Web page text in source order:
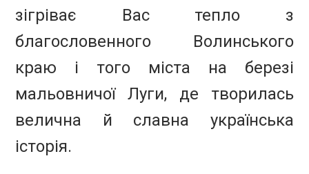
зігріває Вас тепло з
благословенного Волинського
краю і того міста на березі
мальовничої Луги, де творилась
велична й славна українська
історія.